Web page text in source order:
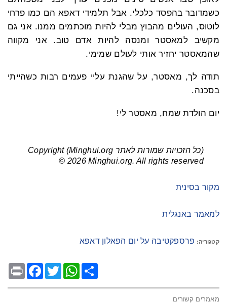
כשמדובר בהפסד כלכלי. אבל תלמידי דאפא הם כמו פרחי
לוטוס, העולים מהבוץ מבלי להיות מוכתמים ממנו. אני גם
מקשיב למאסטר ומנסה להיות אדם טוב. אני מקווה
שהמאסטר יחזיר אותי לעולם שמימי.
תודה לך, מאסטר, על שהגנת עליי פעמים רבות כשהייתי
בסכנה.
יום הולדת שמח, מאסטר לי!
(כל הזכויות שמורות לאתר Minghui.org) Copyright
© 2026 Minghui.org. All rights reserved
מקור בסינית
למאמר באנגלית
קטגוריה: פרספקטיבה על יום הפאלון דאפא
Print
FacebookTwitter
WhatsAppShare
מאמרים קשורים